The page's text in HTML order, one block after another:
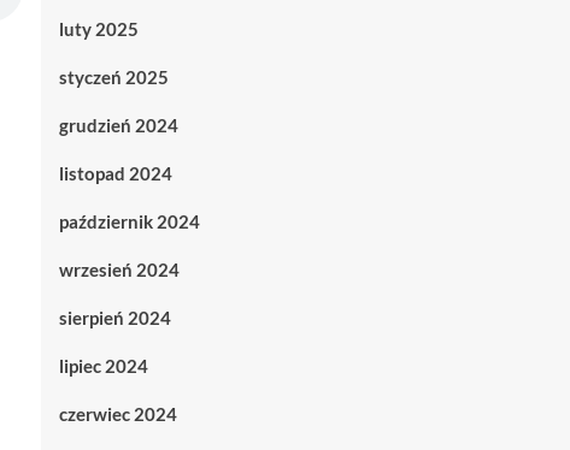
luty 2025
styczeń 2025
grudzień 2024
listopad 2024
październik 2024
wrzesień 2024
sierpień 2024
lipiec 2024
czerwiec 2024